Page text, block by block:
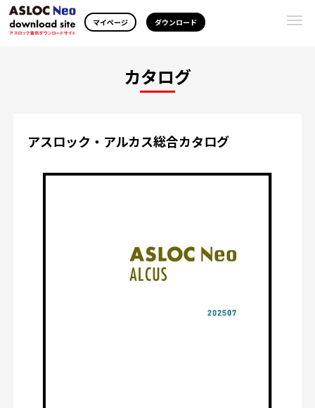
マイページ ダウンロード
カタログ
アスロック・アルカス総合カタログ